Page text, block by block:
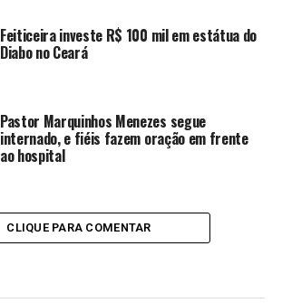
Feiticeira investe R$ 100 mil em estátua do
Diabo no Ceará
Pastor Marquinhos Menezes segue
internado, e fiéis fazem oração em frente
ao hospital
CLIQUE PARA COMENTAR